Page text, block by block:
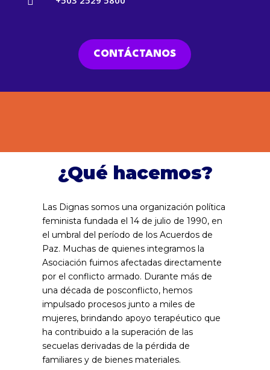
CONTÁCTANOS
¿Qué hacemos?
Las Dignas somos una organización política
feminista fundada el 14 de julio de 1990, en
el umbral del período de los Acuerdos de
Paz. Muchas de quienes integramos la
Asociación fuimos afectadas directamente
por el conflicto armado. Durante más de
una década de posconflicto, hemos
impulsado procesos junto a miles de
mujeres, brindando apoyo terapéutico que
ha contribuido a la superación de las
secuelas derivadas de la pérdida de
familiares y de bienes materiales.